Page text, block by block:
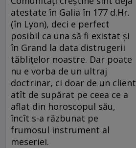
atestate în Galia în 177 d.Hr.
(în Lyon), deci e perfect
posibil ca una să fi existat și
în Grand la data distrugerii
tăblițelor noastre. Dar poate
nu e vorba de un ultraj
doctrinar, ci doar de un client
atît de supărat pe ceea ce a
aflat din horoscopul său,
încît s-a răzbunat pe
frumosul instrument al
meseriei.